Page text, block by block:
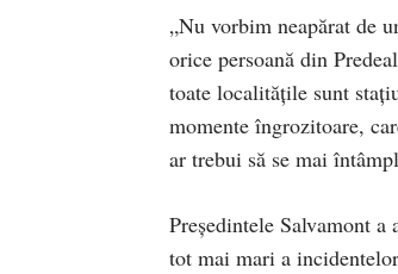
„Nu vorbim neapărat de
orice persoană din
toate localitățile sunt
momente îngrozitoare,
ar trebui să se mai
Președintele Salvamont
tot mai mari a